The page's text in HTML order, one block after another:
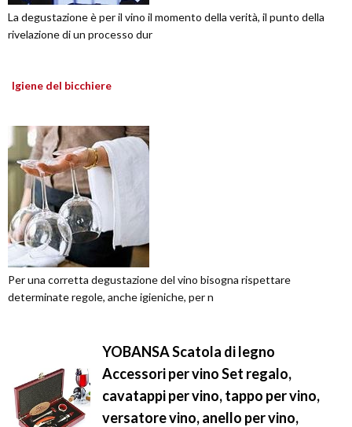
La degustazione è per il vino il momento della verità, il punto della
rivelazione di un processo dur
Igiene del bicchiere
Per una corretta degustazione del vino bisogna rispettare
determinate regole, anche igieniche, per n
YOBANSA Scatola di legno
Accessori per vino Set regalo,
cavatappi per vino, tappo per vino,
versatore vino, anello per vino,